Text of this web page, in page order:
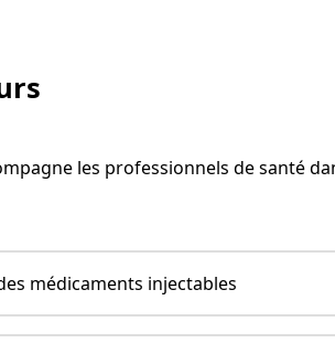
les professionnels de santé
médicaments injectables